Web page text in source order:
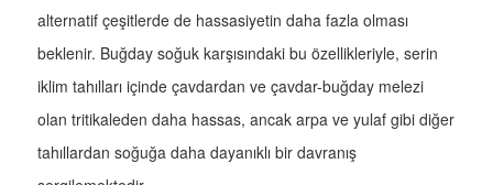
alternatif çeşitlerde de hassasiyetin daha fazla olması
beklenir. Buğday soğuk karşısındaki bu özellikleriyle, serin
iklim tahılları içinde çavdardan ve çavdar-buğday melezi
olan tritikaleden daha hassas, ancak arpa ve yulaf gibi diğer
tahıllardan soğuğa daha dayanıklı bir davranış